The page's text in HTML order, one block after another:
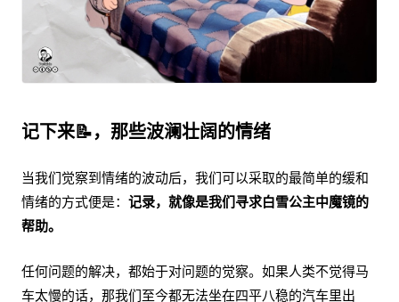
记下来📝，那些波澜壮阔的情绪
当我们觉察到情绪的波动后，我们可以采取的最简单的缓和
情绪的方式便是： 记录，就像是我们寻求白雪公主中魔镜的
帮助。
任何问题的解决，都始于对问题的觉察。如果人类不觉得马
车太慢的话，那我们至今都无法坐在四平八稳的汽车里出